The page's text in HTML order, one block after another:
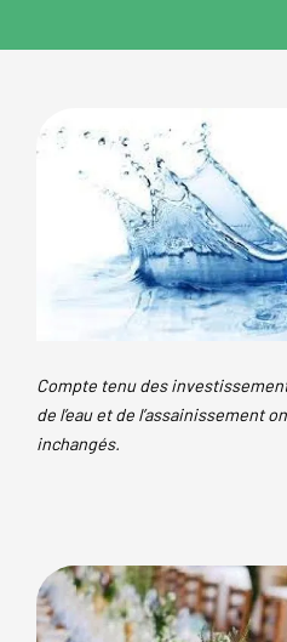
Compte tenu des
de l’eau et de l’assainissement
inchangés.